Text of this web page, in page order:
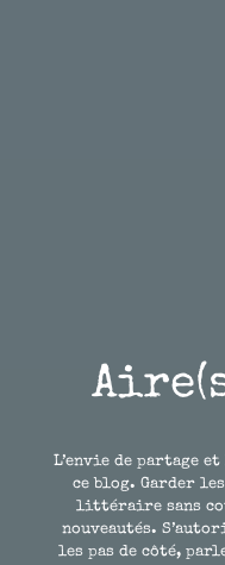
L’envie de partage
ce blog. Garder
littéraire sans
nouveautés.
les pas de côté,